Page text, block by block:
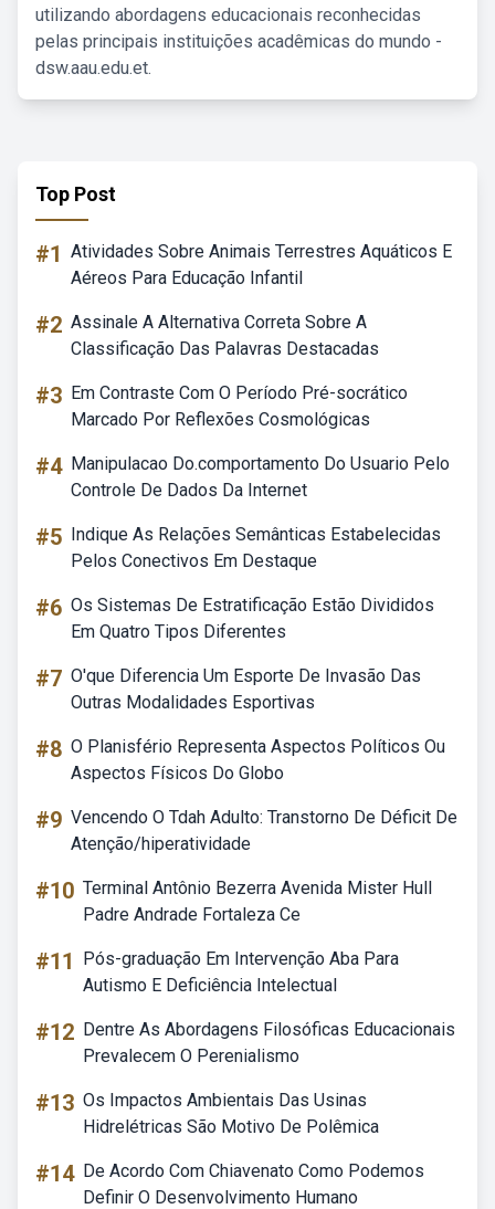
utilizando abordagens educacionais reconhecidas
pelas principais instituições acadêmicas do mundo -
dsw.aau.edu.et.
Top Post
#1 Atividades Sobre Animais Terrestres Aquáticos E
Aéreos Para Educação Infantil
#2 Assinale A Alternativa Correta Sobre A
Classificação Das Palavras Destacadas
#3 Em Contraste Com O Período Pré-socrático
Marcado Por Reflexões Cosmológicas
#4 Manipulacao Do.comportamento Do Usuario Pelo
Controle De Dados Da Internet
#5 Indique As Relações Semânticas Estabelecidas
Pelos Conectivos Em Destaque
#6 Os Sistemas De Estratificação Estão Divididos
Em Quatro Tipos Diferentes
#7 O'que Diferencia Um Esporte De Invasão Das
Outras Modalidades Esportivas
#8 O Planisfério Representa Aspectos Políticos Ou
Aspectos Físicos Do Globo
#9 Vencendo O Tdah Adulto: Transtorno De Déficit De
Atenção/hiperatividade
#10 Terminal Antônio Bezerra Avenida Mister Hull
Padre Andrade Fortaleza Ce
#11
Pós-graduação Em Intervenção Aba Para
Autismo E Deficiência Intelectual
#12 Dentre As Abordagens Filosóficas Educacionais
Prevalecem O Perenialismo
#13 Os Impactos Ambientais Das Usinas
Hidrelétricas São Motivo De Polêmica
#14 De Acordo Com Chiavenato Como Podemos
Definir O Desenvolvimento Humano